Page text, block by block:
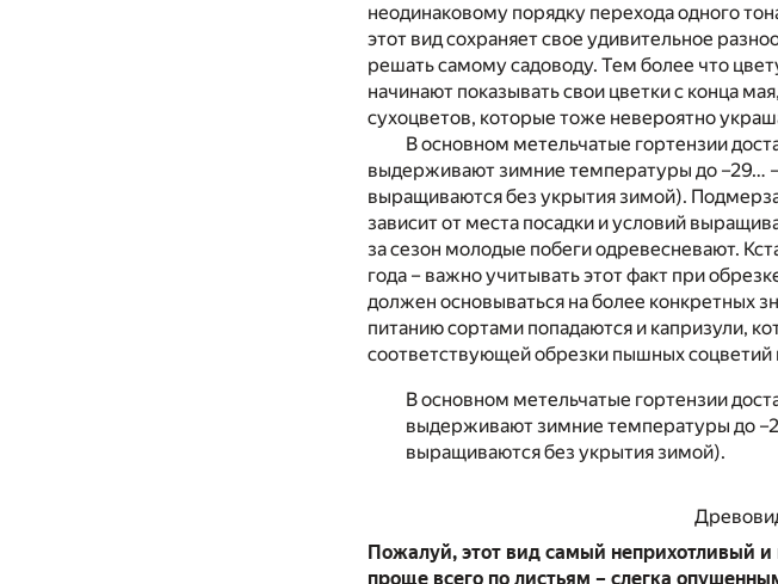
неодинаковому порядку перехода одного
этот вид сохраняет свое удивительное
решать самому садоводу. Тем более что
начинают показывать свои цветки с конца
сухоцветов, которые тоже невероятно
В основном метельчатые гортензии
выдерживают зимние температуры до –29…
выращиваются без укрытия зимой).
зависит от места посадки и условий
за сезон молодые побеги одревесневают.
года – важно учитывать этот факт при
должен основываться на более конкретных
питанию сортами попадаются и капризули,
соответствующей обрезки пышных соцветий
В основном метельчатые гортензии
выдерживают зимние температуры до
выращиваются без укрытия зимой).
Пожалуй, этот вид самый неприхотливый
проще всего по листьям – слегка